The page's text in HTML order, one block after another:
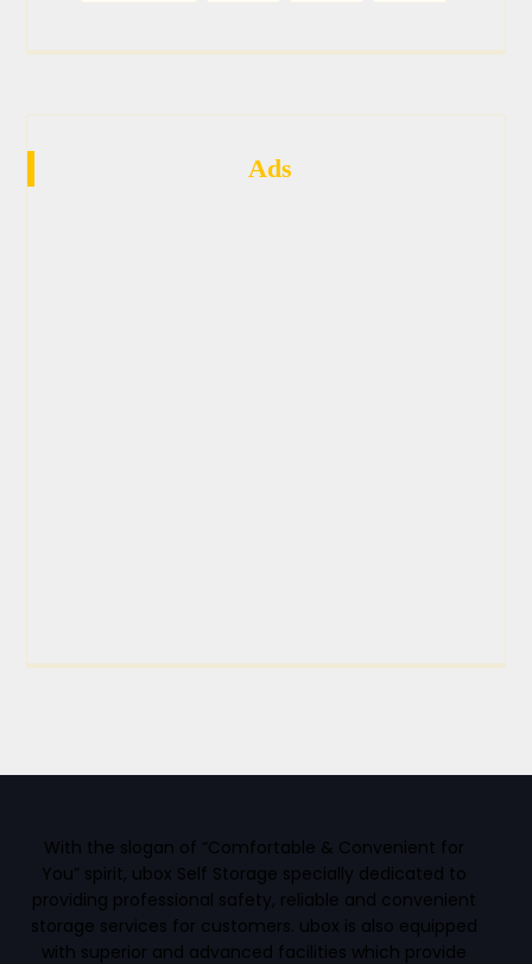
Ads
With the slogan of “Comfortable & Convenient for
You” spirit, ubox Self Storage specially dedicated to
providing professional safety, reliable and convenient
storage services for customers. ubox is also equipped
with superior and advanced facilities which provide